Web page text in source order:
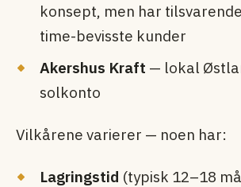
konsept, men har
time-bevisste kunder
Akershus Kraft — lokal
solkonto
Vilkårene varierer — noen har:
Lagringstid (typisk 12–18